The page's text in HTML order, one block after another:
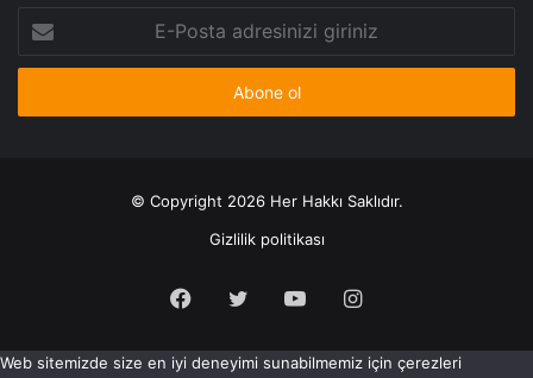
Posta
adresinizi
© Copyright 2026 Her Hakkı Saklıdır.
Gizlilik politikası
Facebook
X YouTubeInstagram
Web sitemizde size en iyi deneyimi sunabilmemiz için çerezleri